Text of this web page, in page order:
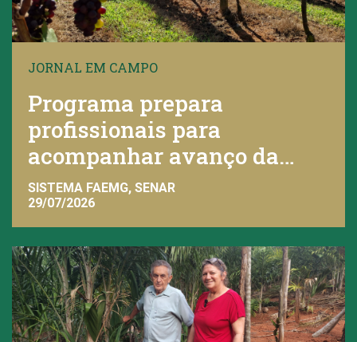
JORNAL EM CAMPO
Programa prepara
profissionais para
acompanhar avanço da
viticultura
SISTEMA FAEMG, SENAR
29/07/2026